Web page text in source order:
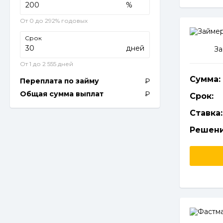
%
От 0 до 292% годовых
Срок
дней
От 1 до 2 555 дней
Переплата по займу
Общая сумма выплат
Сумма:
Срок:
Ставка: